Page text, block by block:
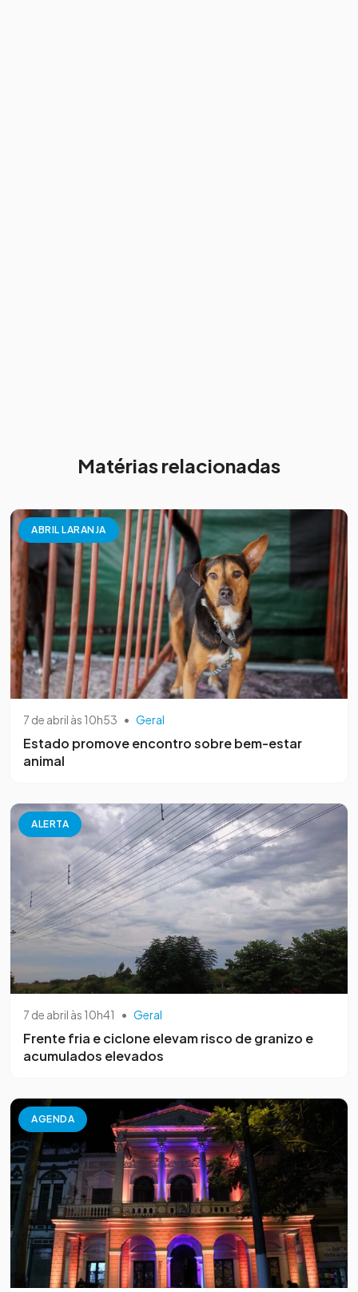
Matérias relacionadas
ABRIL LARANJA
7 de abril às 10h53 • Geral
Estado promove encontro sobre bem-estar
animal
ALERTA
7 de abril às 10h41 • Geral
Frente fria e ciclone elevam risco de granizo e
acumulados elevados
AGENDA